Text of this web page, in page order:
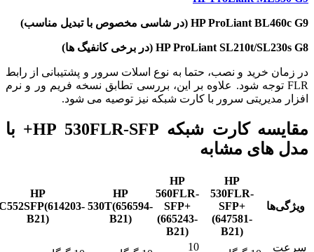
HP ProLiant BL460c G9 (در شاسی مخصوص با تبدیل مناسب)
HP ProLiant SL210t/SL230s G8 (در برخی کانفیگ ها)
در زمان خرید و نصب، حتما به نوع اسلات سرور و پشتیبانی از رابط
FLR توجه شود. علاوه بر این، بررسی تطابق نسخه فریم ور و نرم
افزار مدیریتی سرور با کارت شبکه نیز توصیه می شود.
مقایسه کارت شبکه HP 530FLR-SFP+ با
مدل های مشابه
ویژگی‌ها
HP
530FLR-
SFP+
(647581-
B21)
HP
560FLR-
SFP+
(665243-
B21)
HP
530T(656594-
B21)
HP
B21)
سرعت
10